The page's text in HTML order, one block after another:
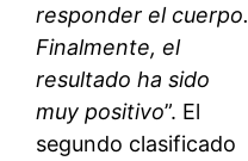
responder el cuerpo.
Finalmente, el
resultado ha sido
muy positivo”. El
segundo clasificado